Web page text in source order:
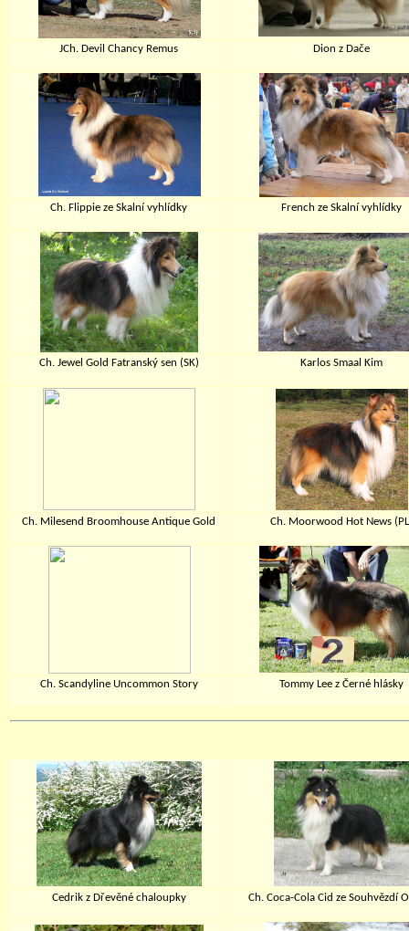
JCh. Devil Chancy Remus Dion z Dače
Ch. Flippie ze Skalní vyhlídky French ze Skalní vyhlídky
Ch. Jewel Gold Fatranský sen (SK) Karlos Smaal Kim
Ch. Milesend Broomhouse Antique Gold Ch. Moorwood Hot News
Ch. Scandyline Uncommon Story Tommy Lee z Černé hlásky
Cedrik z Dřevěné chaloupky Ch. Coca-Cola Cid ze Souhvězdí